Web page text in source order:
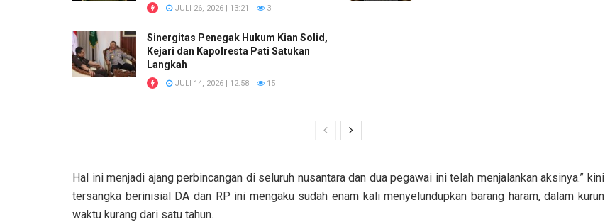
JULI 26, 2026 | 13:21 3
Sinergitas Penegak Hukum Kian Solid,
Kejari dan Kapolresta Pati Satukan
Langkah
JULI 14, 2026 | 12:58 15
Hal ini menjadi ajang perbincangan di seluruh nusantara dan dua pegawai ini telah menjalankan aksinya.” kini
tersangka berinisial DA dan RP ini mengaku sudah enam kali menyelundupkan barang haram, dalam kurun
waktu kurang dari satu tahun.